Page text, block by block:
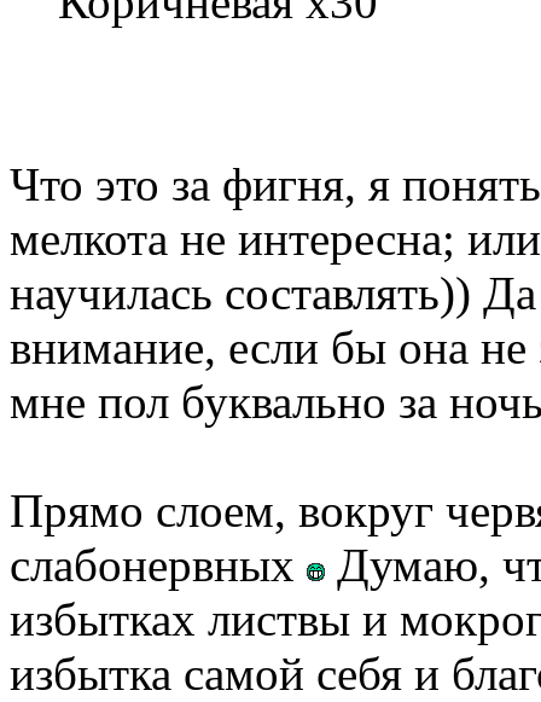
Что это за фигня, я
мелкота не интересна;
научилась составлять))
внимание, если бы она не
мне пол буквально за
Прямо слоем, вокруг
слабонервных
Думаю,
избытках листвы и
избытка самой себя и